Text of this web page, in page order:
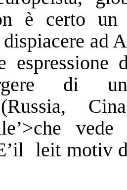
è certo
ad
espressione
di
leit motiv